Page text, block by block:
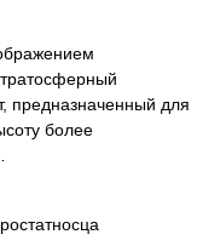
предназначенный для
более